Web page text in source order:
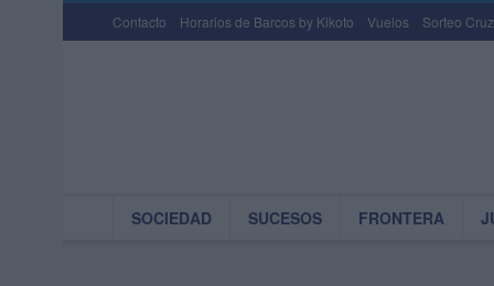
Contacto Horarios de Barcos by Kikoto Vuelos Sorteo
SOCIEDAD SUCESOS FRONTERA